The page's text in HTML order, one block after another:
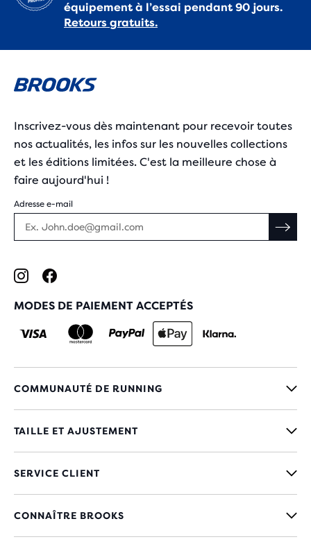
équipement à l’essai pendant 90 jours.
Retours gratuits.
Inscrivez-vous dès maintenant pour recevoir toutes
nos actualités, les infos sur les nouvelles collections
et les éditions limitées. C'est la meilleure chose à
faire aujourd'hui !
Adresse e-mail
MODES DE PAIEMENT ACCEPTÉS
COMMUNAUTÉ DE RUNNING
TAILLE ET AJUSTEMENT
SERVICE CLIENT
CONNAÎTRE BROOKS